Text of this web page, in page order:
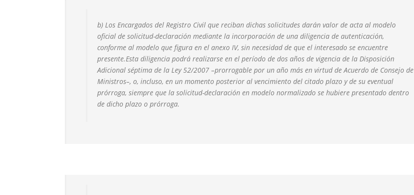
b) Los Encargados del Registro Civil que reciban dichas solicitudes darán valor de acta al modelo
oficial de solicitud-declaración mediante la incorporación de una diligencia de autenticación,
conforme al modelo que figura en el anexo IV, sin necesidad de que el interesado se encuentre
presente.Esta diligencia podrá realizarse en el período de dos años de vigencia de la Disposición
Adicional séptima de la Ley 52/2007 –prorrogable por un año más en virtud de Acuerdo de Consejo de
Ministros–, o, incluso, en un momento posterior al vencimiento del citado plazo y de su eventual
prórroga, siempre que la solicitud-declaración en modelo normalizado se hubiere presentado dentro
de dicho plazo o prórroga.